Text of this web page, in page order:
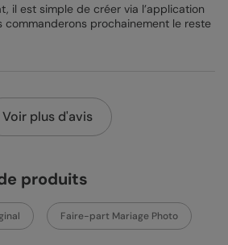
il est simple de créer via l’application
Voir plus d'avis
produits
Faire-part Mariage Photo